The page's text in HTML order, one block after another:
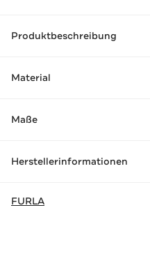
Produktbeschreibung
Material
Maße
Herstellerinformationen
FURLA